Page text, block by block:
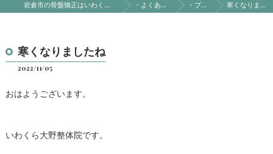
岩倉市の骨盤矯正はいわくら大野整体院 ・よくある質問 ・ブログ 寒くなりましたね
寒くなりましたね
2022/11/05
おはようございます。
いわくら大野整体院です。